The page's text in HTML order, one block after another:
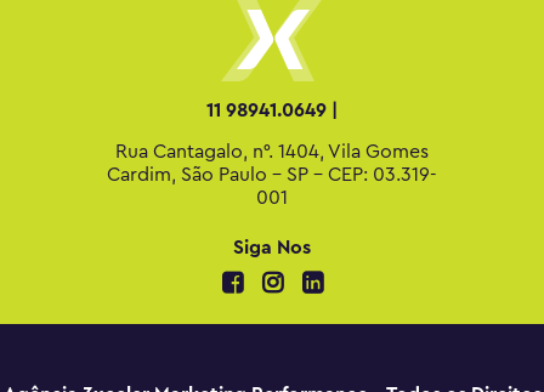
11 98941.0649 |
Rua Cantagalo, n°. 1404, Vila Gomes
Cardim, São Paulo - SP - CEP: 03.319-
001
Siga Nos